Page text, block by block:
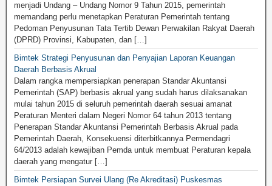
menjadi Undang – Undang Nomor 9 Tahun 2015, pemerintah
memandang perlu menetapkan Peraturan Pemerintah tentang
Pedoman Penyusunan Tata Tertib Dewan Perwakilan Rakyat Daerah
(DPRD) Provinsi, Kabupaten, dan […]
Bimtek Strategi Penyusunan dan Penyajian Laporan Keuangan
Daerah Berbasis Akrual
Dalam rangka mempersiapkan penerapan Standar Akuntansi
Pemerintah (SAP) berbasis akrual yang sudah harus dilaksanakan
mulai tahun 2015 di seluruh pemerintah daerah sesuai amanat
Peraturan Menteri dalam Negeri Nomor 64 tahun 2013 tentang
Penerapan Standar Akuntansi Pemerintah Berbasis Akrual pada
Pemerintah Daerah, Konsekuensi diterbitkannya Permendagri
64/2013 adalah kewajiban Pemda untuk membuat Peraturan kepala
daerah yang mengatur […]
Bimtek Persiapan Survei Ulang (Re Akreditasi) Puskesmas